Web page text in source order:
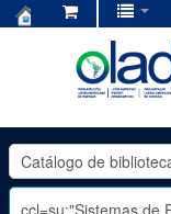
OLADE
-